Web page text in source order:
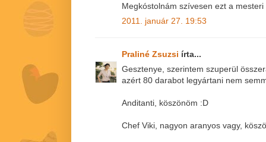
Megkóstolnám szívesen ezt a mesteri
2011. január 27. 19:53
Praliné Zsuzsi írta...
Gesztenye, szerintem szuperül
azért 80 darabot legyártani nem
Anditanti, köszönöm :D
Chef Viki, nagyon aranyos vagy,